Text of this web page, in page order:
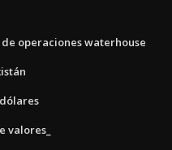
operaciones waterhouse
valores_